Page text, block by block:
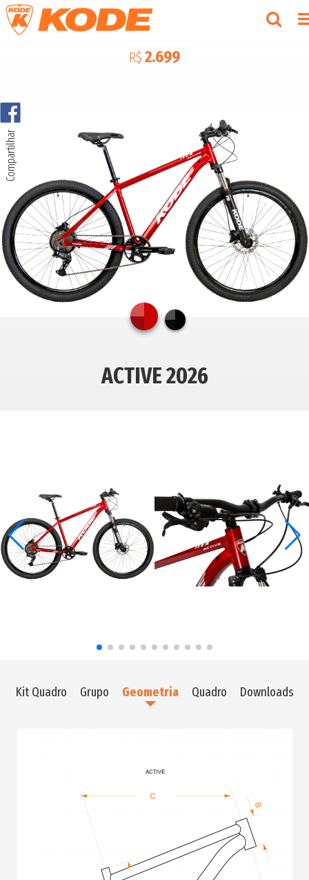
Compartilhar
R$ 2.699
ACTIVE 2026
Kit Quadro Grupo Geometria Quadro Downloads